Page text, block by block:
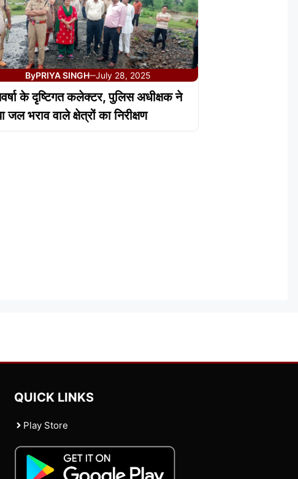
ByPRIYA SINGH—July 28, 2025
के दृष्टिगत कलेक्‍टर, पुलिस अधीक्षक ने
जल भराव वाले क्षेत्रों का निरीक्षण
QUICK LINKS
Play Store